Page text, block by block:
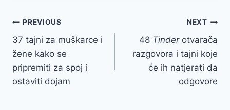
Post
navigation
PREVIOUS
37 tajni za muškarce i
žene kako se
pripremiti za spoj i
ostaviti dojam
NEXT
48 Tinderotvarača
razgovora i tajni koje
će ih natjerati da
odgovore